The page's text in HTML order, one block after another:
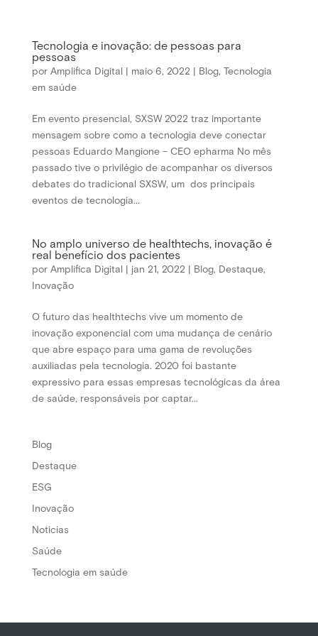
Tecnologia e inovação: de pessoas para
pessoas
por Amplifica Digital| maio 6, 2022 | Blog, Tecnologia
em saúde
Em evento presencial, SXSW 2022 traz importante
mensagem sobre como a tecnologia deve conectar
pessoas Eduardo Mangione – CEO epharma No mês
passado tive o privilégio de acompanhar os diversos
debates do tradicional SXSW, um dos principais
eventos de tecnologia...
No amplo universo de healthtechs, inovação é
real benefício dos pacientes
por Amplifica Digital| jan 21, 2022 | Blog, Destaque,
Inovação
O futuro das healthtechs vive um momento de
inovação exponencial com uma mudança de cenário
que abre espaço para uma gama de revoluções
auxiliadas pela tecnologia. 2020 foi bastante
expressivo para essas empresas tecnológicas da área
de saúde, responsáveis por captar...
Blog
Destaque
ESG
Inovação
Noticias
Saúde
Tecnologia em saúde